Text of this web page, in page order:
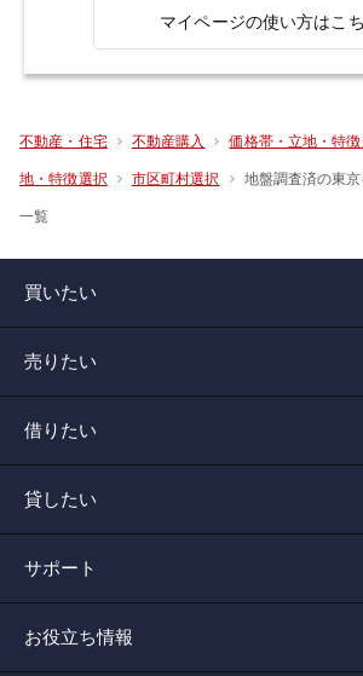
マイページの使い方はこ
不動産・住宅 不動産購入 価格帯・立地・特
地・特徴選択 市区町村選択 地盤調査済の東
一覧
買いたい
売りたい
借りたい
貸したい
サポート
お役立ち情報